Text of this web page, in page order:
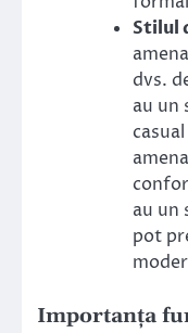
Stilul
dvs.
au un
au un
pot
Importanța